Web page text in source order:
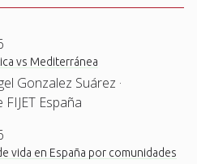
vs Mediterránea
Gonzalez Suárez ·
España
vida en España por comunidades